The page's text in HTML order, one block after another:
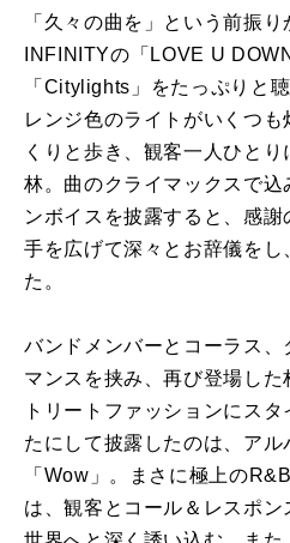
「久々の曲を」という前振
INFINITYの「LOVE U
「Citylights」をたっぷりと
レンジ色のライトがいくつ
くりと歩き、観客一人ひと
林。曲のクライマックスで
ンボイスを披露すると、感
手を広げて深々とお辞儀をし
た。
バンドメンバーとコーラス
マンスを挟み、再び登場し
トリートファッションにス
たにして披露したのは、アル
「Wow」。まさに極上の
は、観客とコール＆レスポ